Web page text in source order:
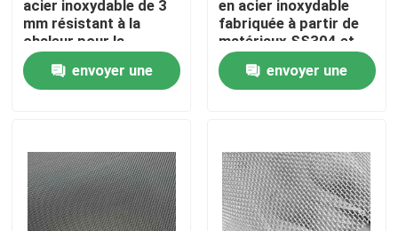
Produits
À propos de nous
Visite de l'usine
acier inoxydable de 3
mm résistant à la
chaleur pour la
filtration à haute
température dans
l'industrie
envoyer une
en acier inoxydable
fabriquée à partir de
matériaux SS304 et
SS316 pour des
applications
industrielles de
envoyer une